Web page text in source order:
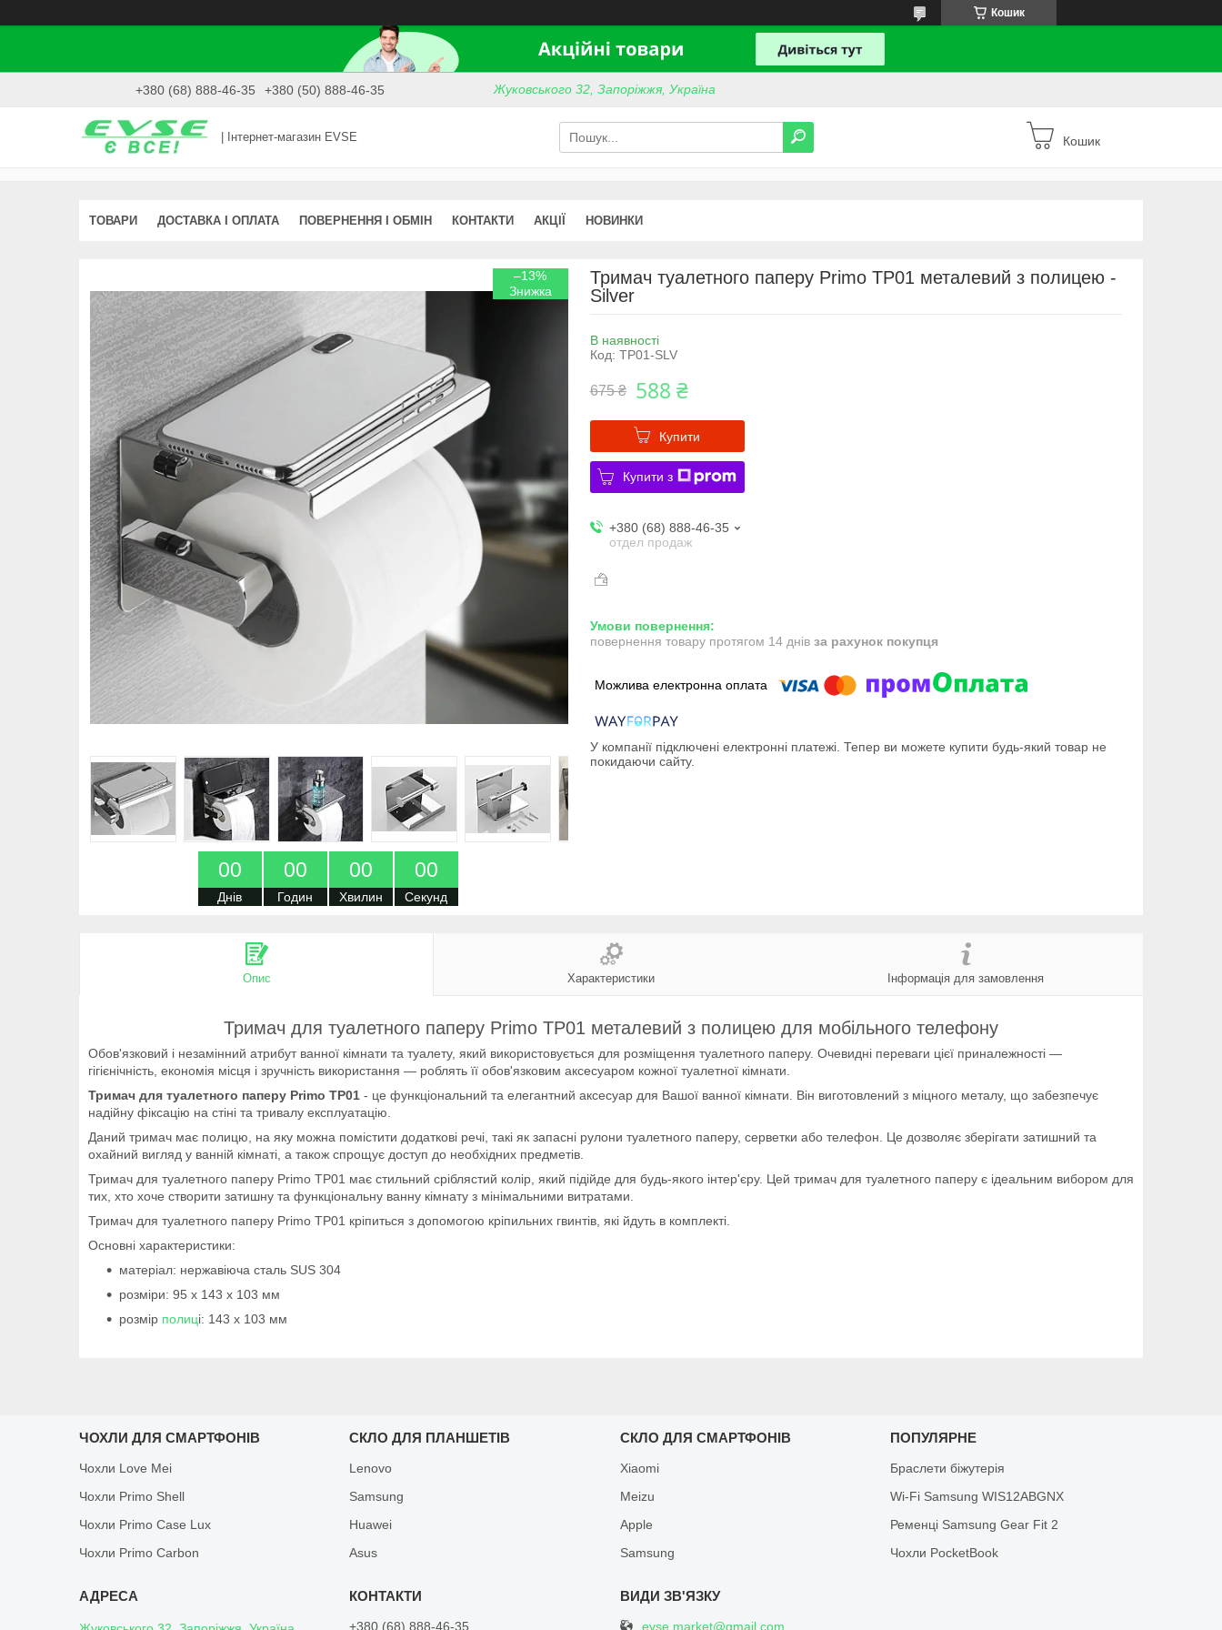
Кошик
+380 (68) 888-46-35 +380 (50) 888-46-35 Жуковського 32, Запоріжжя, Україна
| Інтернет-магазин EVSE Кошик
ТОВАРИ ДОСТАВКА І ОПЛАТА ПОВЕРНЕННЯ І ОБМІН КОНТАКТИ АКЦІЇ НОВИНКИ
–13%
00
Днів
00
Годин
00
Хвилин
00
Секунд
Тримач туалетного паперу Primo TP01 металевий з полицею -
Silver
В наявності
Код: TP01-SLV
675 ₴ 588 ₴
Купити
Купити з
+380 (68) 888-46-35
отдел продаж
повернення товару протягом 14 днів за рахунок покупця
У компанії підключені електронні платежі. Тепер ви можете купити будь-який товар не
покидаючи сайту.
Опис Характеристики Інформація для замовлення
Тримач для туалетного паперу Primo TP01 металевий з полицею для мобільного телефону
Обов'язковий і незамінний атрибут ванної кімнати та туалету, який використовується для розміщення туалетного паперу. Очевидні переваги цієї приналежності —
гігієнічність, економія місця і зручність використання — роблять її обов'язковим аксесуаром кожної туалетної кімнати.
Тримач для туалетного паперу Primo TP01 - це функціональний та елегантний аксесуар для Вашої ванної кімнати. Він виготовлений з міцного металу, що забезпечує
надійну фіксацію на стіні та тривалу експлуатацію.
Даний тримач має полицю, на яку можна помістити додаткові речі, такі як запасні рулони туалетного паперу, серветки або телефон. Це дозволяє зберігати затишний та
охайний вигляд у ванній кімнаті, а також спрощує доступ до необхідних предметів.
Тримач для туалетного паперу Primo TP01 має стильний сріблястий колір, який підійде для будь-якого інтер'єру. Цей тримач для туалетного паперу є ідеальним вибором для
тих, хто хоче створити затишну та функціональну ванну кімнату з мінімальними витратами.
Тримач для туалетного паперу Primo TP01 кріпиться з допомогою кріпильних гвинтів, які йдуть в комплекті.
Основні характеристики:
матеріал: нержавіюча сталь SUS 304
розміри: 95 х 143 х 103 мм
розмір полиці: 143 х 103 мм
ЧОХЛИ ДЛЯ СМАРТФОНІВ
Чохли Love Mei
Чохли Primo Shell
Чохли Primo Case Lux
Чохли Primo Carbon
СКЛО ДЛЯ ПЛАНШЕТІВ
Lenovo
Samsung
Huawei
Asus
СКЛО ДЛЯ СМАРТФОНІВ
Xiaomi
Meizu
Apple
Samsung
ПОПУЛЯРНЕ
Браслети біжутерія
Wi-Fi Samsung WIS12ABGNX
Ременці Samsung Gear Fit 2
Чохли PocketBook
+380 (68) 888-46-35 evse.market@gmail.com